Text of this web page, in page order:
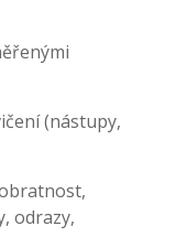
(nástupy,
odrazy,